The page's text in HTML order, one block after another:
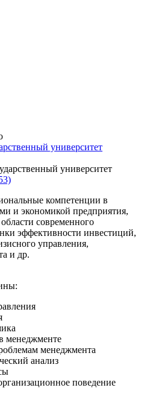
университет
компетенции в
и экономикой предприятия,
современного
эффективности инвестиций,
управления,
и др.
менеджменте
менеджмента
анализ
поведение